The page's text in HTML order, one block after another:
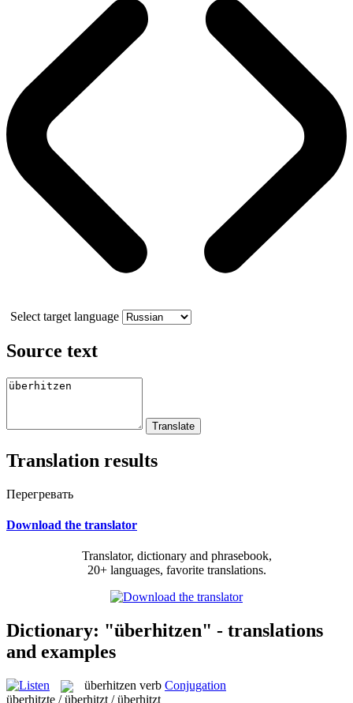
Select target language
Source text
Translation results
Перегревать
Download the translator
Translator, dictionary and phrasebook,
20+ languages, favorite translations.
Dictionary: "überhitzen" - translations
and examples
überhitzen verb Conjugation
überhitzte / überhitzt / überhitzt